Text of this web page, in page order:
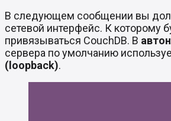
В следующем сообщении вы
сетевой интерфейс. К которому
привязываться CouchDB. В
сервера по умолчанию
(loopback).